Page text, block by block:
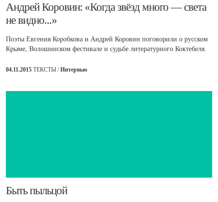
​Андрей Коровин: «Когда звёзд много — света
не видно...»
Поэты Евгения Коробкова и Андрей Коровин поговорили о русском
Крыме, Волошинском фестивале и судьбе литературного Коктебеля.
04.11.2015 ТЕКСТЫ /Интервью
​Быть пыльцой